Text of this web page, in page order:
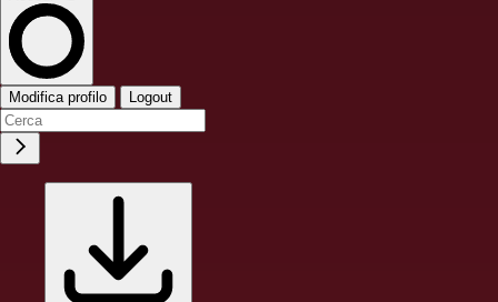
Modifica profilo Logout